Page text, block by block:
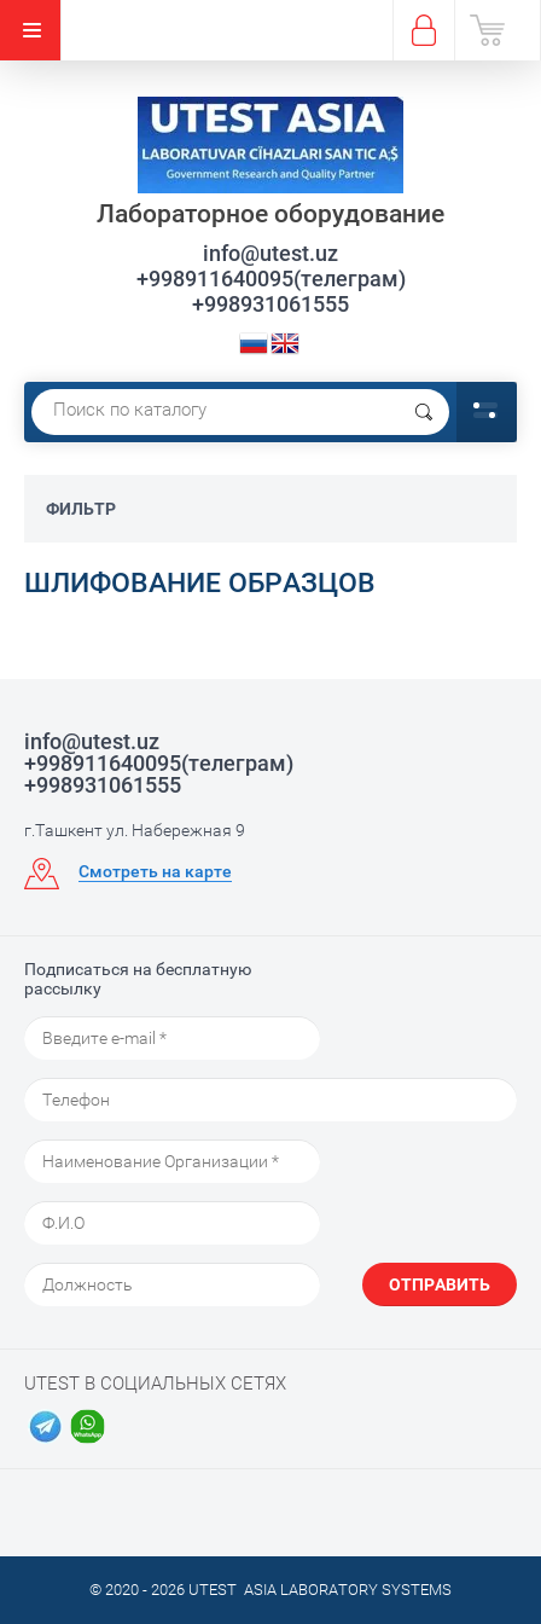
Лабораторное оборудование
info@utest.uz
+998911640095(телеграм)
+998931061555
ФИЛЬТР
ШЛИФОВАНИЕ ОБРАЗЦОВ
info@utest.uz
+998911640095(телеграм)
+998931061555
г.Ташкент ул. Набережная 9
Смотреть на карте
Подписаться на бесплатную
рассылку
ОТПРАВИТЬ
UTEST В СОЦИАЛЬНЫХ СЕТЯХ
© 2020 - 2026 UTEST ASIA LABORATORY SYSTEMS